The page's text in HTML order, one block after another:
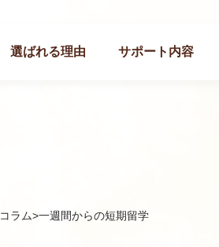
選ばれる理由 サポート内容
コラム>一週間からの短期留学